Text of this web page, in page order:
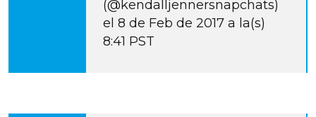
(@kendalljennersnapchats)
el 8 de Feb de 2017 a la(s)
8:41 PST